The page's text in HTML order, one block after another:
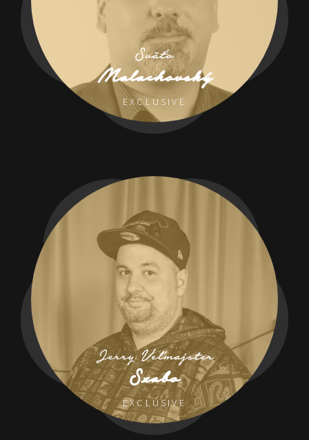
Sväťo
Malachovský
EXCLUSIVE
Jerry Veľmajster
Szabo
EXCLUSIVE